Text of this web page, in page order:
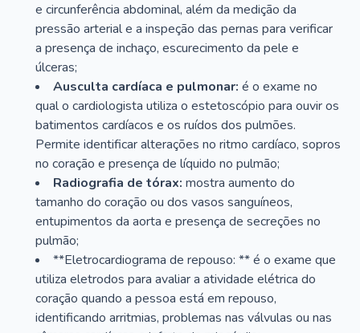
e circunferência abdominal, além da medição da
pressão arterial e a inspeção das pernas para verificar
a presença de inchaço, escurecimento da pele e
úlceras;
Ausculta cardíaca e pulmonar: é o exame no
qual o cardiologista utiliza o estetoscópio para ouvir os
batimentos cardíacos e os ruídos dos pulmões.
Permite identificar alterações no ritmo cardíaco, sopros
no coração e presença de líquido no pulmão;
Radiografia de tórax: mostra aumento do
tamanho do coração ou dos vasos sanguíneos,
entupimentos da aorta e presença de secreções no
pulmão;
**Eletrocardiograma de repouso: ** é o exame que
utiliza eletrodos para avaliar a atividade elétrica do
coração quando a pessoa está em repouso,
identificando arritmias, problemas nas válvulas ou nas